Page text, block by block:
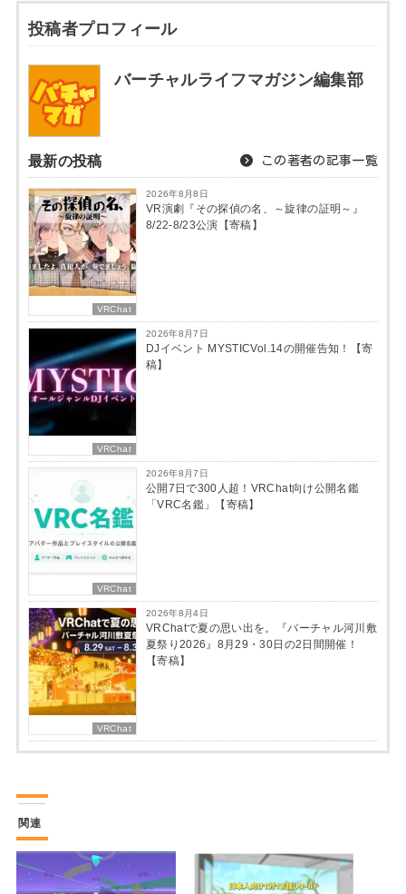
投稿者プロフィール
バーチャルライフマガジン編集部
最新の投稿 この著者の記事一覧
VRChat
2026年8月8日
VR演劇『その探偵の名、～旋律の証明～』
8/22-8/23公演【寄稿】
VRChat
2026年8月7日
DJイベント MYSTICVol.14の開催告知！【寄
稿】
VRChat
2026年8月7日
公開7日で300人超！VRChat向け公開名鑑
「VRC名鑑」【寄稿】
VRChat
2026年8月4日
VRChatで夏の思い出を。『バーチャル河川敷
夏祭り2026』8月29・30日の2日間開催！
【寄稿】
関連